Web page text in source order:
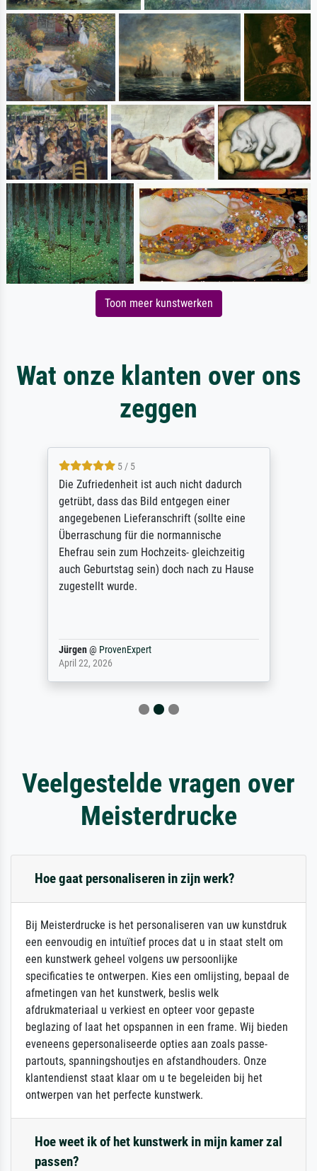
Toon meer kunstwerken
Wat onze klanten over ons
zeggen
5 / 5
Die Zufriedenheit ist auch nicht dadurch
getrübt, dass das Bild entgegen einer
angegebenen Lieferanschrift (sollte eine
Überraschung für die normannische
Ehefrau sein zum Hochzeits- gleichzeitig
auch Geburtstag sein) doch nach zu Hause
zugestellt wurde.
Jürgen@ ProvenExpert
April 22, 2026
Veelgestelde vragen over
Meisterdrucke
Hoe gaat personaliseren in zijn werk?
Bij Meisterdrucke is het personaliseren van uw kunstdruk
een eenvoudig en intuïtief proces dat u in staat stelt om
een kunstwerk geheel volgens uw persoonlijke
specificaties te ontwerpen. Kies een omlijsting, bepaal de
afmetingen van het kunstwerk, beslis welk
afdrukmateriaal u verkiest en opteer voor gepaste
beglazing of laat het opspannen in een frame. Wij bieden
eveneens gepersonaliseerde opties aan zoals passe-
partouts, spanningshoutjes en afstandhouders. Onze
klantendienst staat klaar om u te begeleiden bij het
ontwerpen van het perfecte kunstwerk.
Hoe weet ik of het kunstwerk in mijn kamer zal
passen?